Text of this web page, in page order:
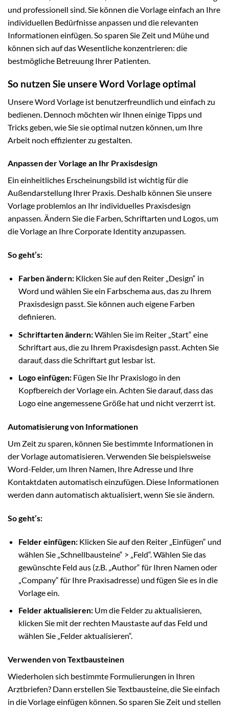
und professionell sind. Sie können die Vorlage einfach an Ihre
individuellen Bedürfnisse anpassen und die relevanten
Informationen einfügen. So sparen Sie Zeit und Mühe und
können sich auf das Wesentliche konzentrieren: die
bestmögliche Betreuung Ihrer Patienten.
So nutzen Sie unsere Word Vorlage optimal
Unsere Word Vorlage ist benutzerfreundlich und einfach zu
bedienen. Dennoch möchten wir Ihnen einige Tipps und
Tricks geben, wie Sie sie optimal nutzen können, um Ihre
Arbeit noch effizienter zu gestalten.
Anpassen der Vorlage an Ihr Praxisdesign
Ein einheitliches Erscheinungsbild ist wichtig für die
Außendarstellung Ihrer Praxis. Deshalb können Sie unsere
Vorlage problemlos an Ihr individuelles Praxisdesign
anpassen. Ändern Sie die Farben, Schriftarten und Logos, um
die Vorlage an Ihre Corporate Identity anzupassen.
So geht’s:
Farben ändern:Klicken Sie auf den Reiter „Design“ in
Word und wählen Sie ein Farbschema aus, das zu Ihrem
Praxisdesign passt. Sie können auch eigene Farben
definieren.
Schriftarten ändern:Wählen Sie im Reiter „Start“ eine
Schriftart aus, die zu Ihrem Praxisdesign passt. Achten Sie
darauf, dass die Schriftart gut lesbar ist.
Logo einfügen:Fügen Sie Ihr Praxislogo in den
Kopfbereich der Vorlage ein. Achten Sie darauf, dass das
Logo eine angemessene Größe hat und nicht verzerrt ist.
Automatisierung von Informationen
Um Zeit zu sparen, können Sie bestimmte Informationen in
der Vorlage automatisieren. Verwenden Sie beispielsweise
Word-Felder, um Ihren Namen, Ihre Adresse und Ihre
Kontaktdaten automatisch einzufügen. Diese Informationen
werden dann automatisch aktualisiert, wenn Sie sie ändern.
So geht’s:
Felder einfügen:Klicken Sie auf den Reiter „Einfügen“ und
wählen Sie „Schnellbausteine“ > „Feld“. Wählen Sie das
gewünschte Feld aus (z.B. „Author“ für Ihren Namen oder
„Company“ für Ihre Praxisadresse) und fügen Sie es in die
Vorlage ein.
Felder aktualisieren:Um die Felder zu aktualisieren,
klicken Sie mit der rechten Maustaste auf das Feld und
wählen Sie „Felder aktualisieren“.
Verwenden von Textbausteinen
Wiederholen sich bestimmte Formulierungen in Ihren
Arztbriefen? Dann erstellen Sie Textbausteine, die Sie einfach
in die Vorlage einfügen können. So sparen Sie Zeit und stellen